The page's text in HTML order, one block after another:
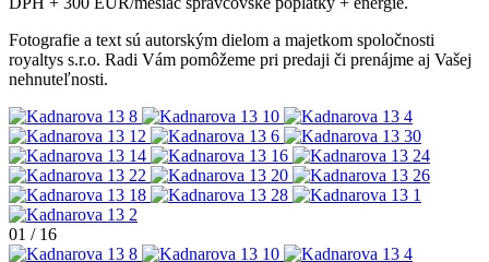
Fotografie a text sú autorským dielom a majetkom spoločnosti
royaltys s.r.o. Radi Vám pomôžeme pri predaji či prenájme aj Vašej
nehnuteľnosti.
01 / 16